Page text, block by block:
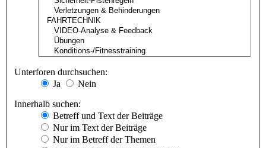
Unterforen durchsuchen:
Ja
Nein
Innerhalb suchen:
Betreff und Text der Beiträge
Nur im Text der Beiträge
Nur im Betreff der Themen